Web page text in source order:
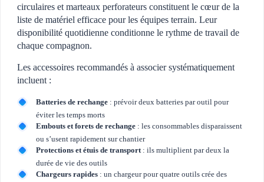
circulaires et marteaux perforateurs constituent le cœur de la
liste de matériel efficace pour les équipes terrain. Leur
disponibilité quotidienne conditionne le rythme de travail de
chaque compagnon.
Les accessoires recommandés à associer systématiquement
incluent :
Batteries de rechange : prévoir deux batteries par outil pour
éviter les temps morts
Embouts et forets de rechange : les consommables disparaissent
ou s’usent rapidement sur chantier
Protections et étuis de transport: ils multiplient par deux la
durée de vie des outils
Chargeurs rapides : un chargeur pour quatre outils crée des